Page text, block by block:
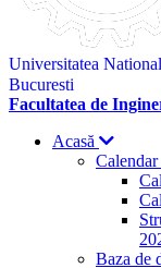
Universitatea
Bucuresti
Facultatea de
Acasă
Baza de